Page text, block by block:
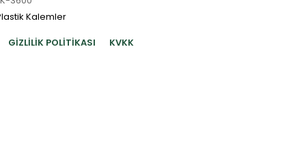
Kalemler
GIZLILIK POLITIKASI
KVKK